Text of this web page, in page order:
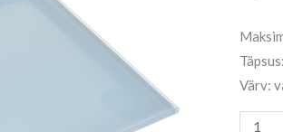
Värv: